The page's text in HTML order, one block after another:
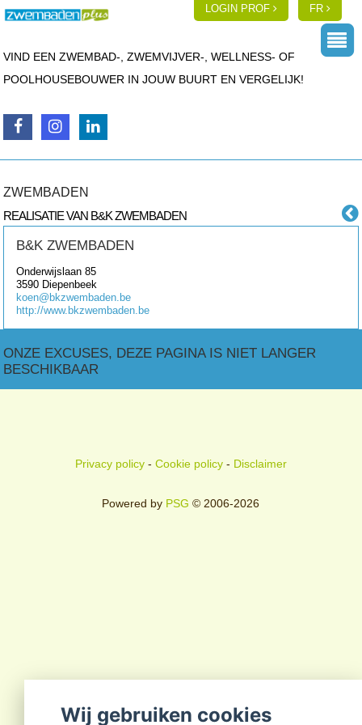
LOGIN PROF FR
VIND EEN ZWEMBAD-, ZWEMVIJVER-, WELLNESS- OF
POOLHOUSEBOUWER IN JOUW BUURT EN VERGELIJK!
ZWEMBADEN
REALISATIE VAN B&K ZWEMBADEN
B&K ZWEMBADEN
Onderwijslaan 85
3590 Diepenbeek
koen@bkzwembaden.be
http://www.bkzwembaden.be
ONZE EXCUSES, DEZE PAGINA IS NIET LANGER
BESCHIKBAAR
Privacy policy- Cookie policy- Disclaimer
Powered by PSG © 2006-2026
Wij gebruiken cookies